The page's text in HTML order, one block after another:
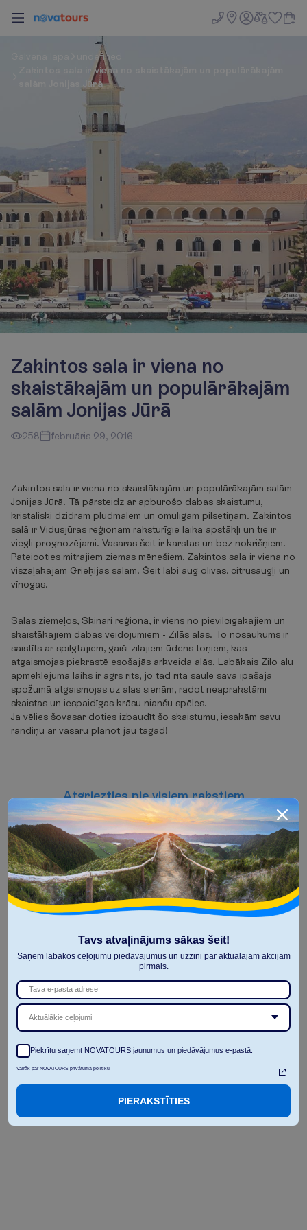
undefined
Zakintos sala ir viena no skaistākajām un populārākajām
salām Jonijas Jūrā
Zakintos sala ir viena no
skaistākajām un populārākajām
salām Jonijas Jūrā
258 februāris 29, 2016
Zakintos sala ir viena no skaistākajām un populārākajām salām
Jonijas Jūrā. Tā pārsteidz ar apburošo dabas skaistumu,
kristāliski dzidrām pludmalēm un omulīgām pilsētiņām. Zakintos
salā ir Vidusjūras reģionam raksturīgie laika apstākļi un tie ir
viegli prognozējami. Vasaras šeit ir karstas un bez nokrišņiem.
Pateicoties mitrajiem ziemas mēnešiem, Zakintos sala ir viena no
viszaļākajām Grieķijas salām. Šeit labi aug olīvas, citrusaugļi un
vīnogas.
Salas ziemeļos, Skinari reģionā, ir viens no pievilcīgākajiem un
skaistākajiem dabas veidojumiem - Zilās alas. To nosaukums ir
saistīts ar spilgtajiem, gaiši zilajiem ūdens toņiem, kas
atgaismojas piekrastē esošajās arkveida alās. Labākais Zilo alu
apmeklējuma laiks ir agrs rīts, jo tad rīta saule savā īpašajā
spožumā atgaismojas uz alas sienām, radot neaprakstāmi
skaistas un iespaidīgas krāsu nianšu spēles.
Ja vēlies šovasar doties izbaudīt šo skaistumu, iesakām savu
randiņu ar vasaru plānot jau tagad!
Atgriezties pie visiem rakstiem
Skatīt nākamo rakstu
Tavs atvaļinājums sākas šeit!
Saņem labākos ceļojumu piedāvājumus un uzzini par aktuālajām akcijām
pirmais.
Aktuālākie ceļojumi
Piekrītu saņemt NOVATOURS jaunumus un piedāvājumus e-pastā.
Vairāk par NOVATOURS privātuma politiku
PIERAKSTĪTIES